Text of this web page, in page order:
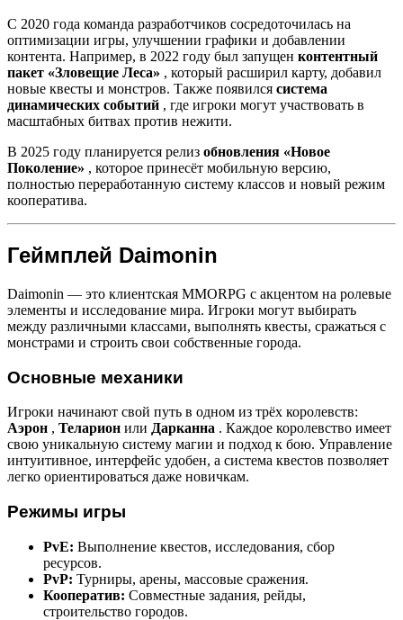
С 2020 года команда разработчиков сосредоточилась на
оптимизации игры, улучшении графики и добавлении
контента. Например, в 2022 году был запущен контентный
пакет «Зловещие Леса» , который расширил карту, добавил
новые квесты и монстров. Также появился система
динамических событий , где игроки могут участвовать в
масштабных битвах против нежити.
В 2025 году планируется релиз обновления «Новое
Поколение» , которое принесёт мобильную версию,
полностью переработанную систему классов и новый режим
кооператива.
Геймплей Daimonin
Daimonin — это клиентская MMORPG с акцентом на ролевые
элементы и исследование мира. Игроки могут выбирать
между различными классами, выполнять квесты, сражаться с
монстрами и строить свои собственные города.
Основные механики
Игроки начинают свой путь в одном из трёх королевств:
Аэрон , Теларион или Дарканна . Каждое королевство имеет
свою уникальную систему магии и подход к бою. Управление
интуитивное, интерфейс удобен, а система квестов позволяет
легко ориентироваться даже новичкам.
Режимы игры
PvE: Выполнение квестов, исследования, сбор
ресурсов.
PvP: Турниры, арены, массовые сражения.
Кооператив: Совместные задания, рейды,
строительство городов.